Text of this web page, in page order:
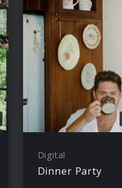
Digital
Dinner Party